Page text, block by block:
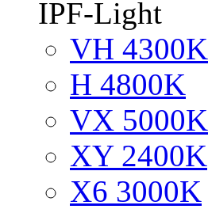
IPF-Light
VH 4300K
H 4800K
VX 5000K
XY 2400K
X6 3000K